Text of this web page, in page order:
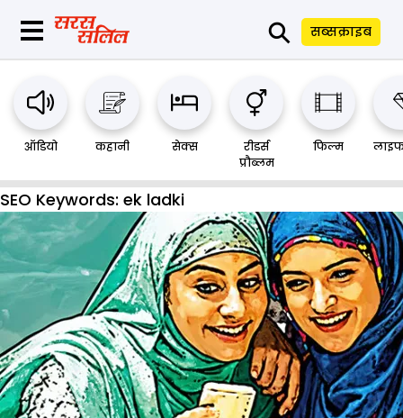
⚲ सब्सक्राइब
ऑडियो कहानी सेक्स
रीडर्स
प्रौब्लम
फिल्म
SEO Keywords: ek ladki